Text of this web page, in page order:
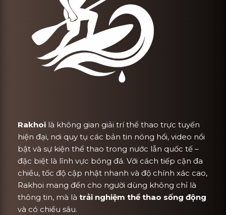
Rakhoi là không gian giải trí thể thao trực tuyến
hiện đại, nơi quy tụ các bản tin nóng hổi, video nổi
bật và sự kiện thể thao trong nước lẫn quốc tế –
đặc biệt là lĩnh vực bóng đá. Với cách tiếp cận đa
chiều, tốc độ cập nhật nhanh và độ chính xác cao,
Rakhoi mang đến cho người dùng không chỉ là
thông tin, mà là trải nghiệm thể thao sống động
và có chiều sâu.